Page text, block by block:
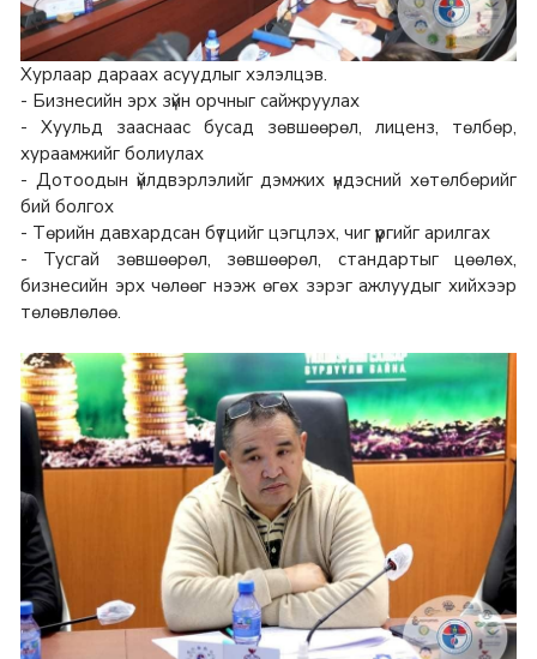
Хурлаар дараах асуудлыг хэлэлцэв.
- Бизнесийн эрх зүйн орчныг сайжруулах
- Хуульд зааснаас бусад зөвшөөрөл, лиценз, төлбөр,
хураамжийг болиулах
- Дотоодын үйлдвэрлэлийг дэмжих үндэсний хөтөлбөрийг
бий болгох
- Төрийн давхардсан бүтцийг цэгцлэх, чиг үүргийг арилгах
- Тусгай зөвшөөрөл, зөвшөөрөл, стандартыг цөөлөх,
бизнесийн эрх чөлөөг нээж өгөх зэрэг ажлуудыг хийхээр
төлөвлөлөө.